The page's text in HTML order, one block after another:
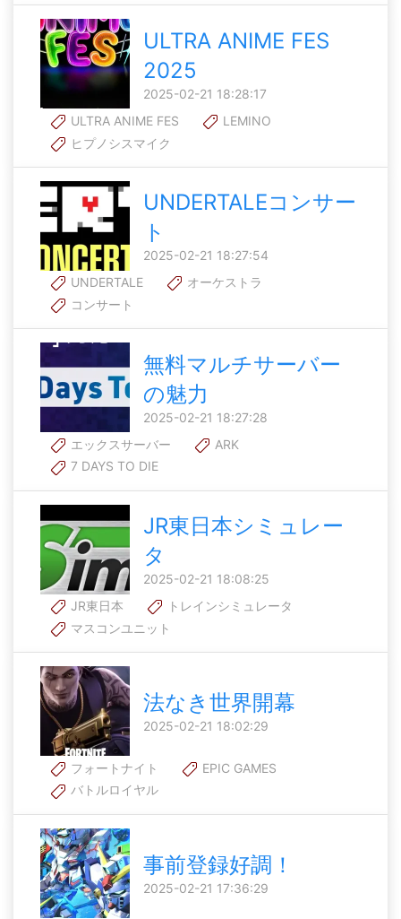
ULTRA ANIME FES
2025
2025-02-21 18:28:17
ULTRA ANIME FES
LEMINO
ヒプノシスマイク
UNDERTALEコンサー
ト
2025-02-21 18:27:54
UNDERTALE
オーケストラ
コンサート
無料マルチサーバー
の魅力
2025-02-21 18:27:28
エックスサーバー
ARK
7 DAYS TO DIE
JR東日本シミュレー
タ
2025-02-21 18:08:25
JR東日本
トレインシミュレータ
マスコンユニット
法なき世界開幕
2025-02-21 18:02:29
フォートナイト
EPIC GAMES
バトルロイヤル
事前登録好調！
2025-02-21 17:36:29